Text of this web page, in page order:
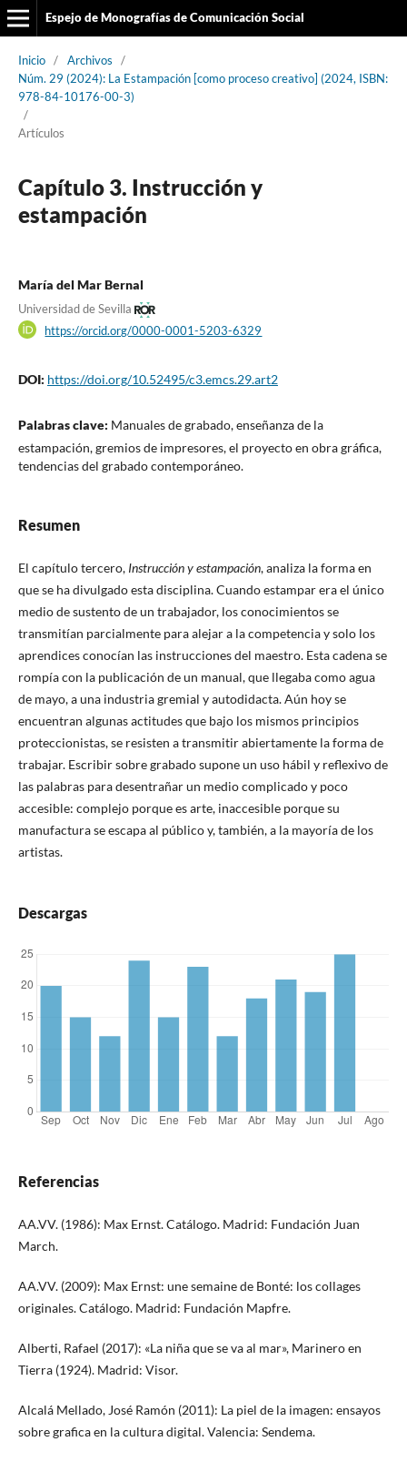
Espejo de Monografías de Comunicación Social
Inicio / Archivos
/
Núm. 29 (2024): La Estampación [como proceso creativo] (2024, ISBN:
978-84-10176-00-3)
/
Artículos
Capítulo 3. Instrucción y
estampación
María del Mar Bernal
Universidad de Sevilla
https://orcid.org/0000-0001-5203-6329
DOI: https://doi.org/10.52495/c3.emcs.29.art2
Palabras clave: Manuales de grabado, enseñanza de la
estampación, gremios de impresores, el proyecto en obra gráfica,
tendencias del grabado contemporáneo.
Resumen
El capítulo tercero, Instrucción y estampación, analiza la forma en
que se ha divulgado esta disciplina. Cuando estampar era el único
medio de sustento de un trabajador, los conocimientos se
transmitían parcialmente para alejar a la competencia y solo los
aprendices conocían las instrucciones del maestro. Esta cadena se
rompía con la publicación de un manual, que llegaba como agua
de mayo, a una industria gremial y autodidacta. Aún hoy se
encuentran algunas actitudes que bajo los mismos principios
proteccionistas, se resisten a transmitir abiertamente la forma de
trabajar. Escribir sobre grabado supone un uso hábil y reflexivo de
las palabras para desentrañar un medio complicado y poco
accesible: complejo porque es arte, inaccesible porque su
manufactura se escapa al público y, también, a la mayoría de los
artistas.
Descargas
Referencias
AA.VV. (1986): Max Ernst. Catálogo. Madrid: Fundación Juan
March.
AA.VV. (2009): Max Ernst: une semaine de Bonté: los collages
originales. Catálogo. Madrid: Fundación Mapfre.
Alberti, Rafael (2017): «La niña que se va al mar», Marinero en
Tierra (1924). Madrid: Visor.
Alcalá Mellado, José Ramón (2011): La piel de la imagen: ensayos
sobre grafica en la cultura digital. Valencia: Sendema.